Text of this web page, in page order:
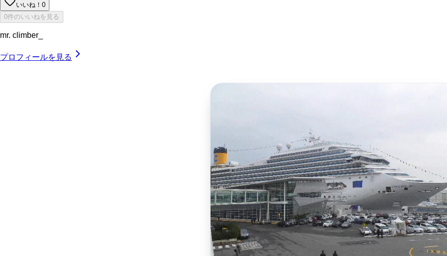
いいね！ 0
0件のいいねを見る
mr. climber_
プロフィールを見る